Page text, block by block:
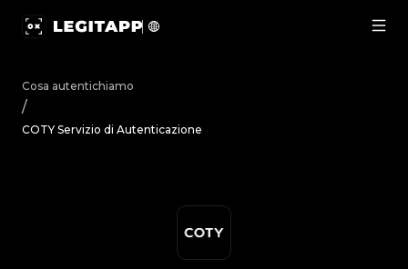
Cosa autentichiamo
/
COTY Servizio di Autenticazione